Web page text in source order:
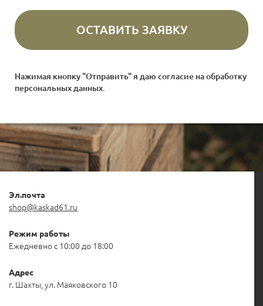
Нажимая кнопку "Отправить" я даю согласие наобработку
персональных данных
Эл.почта
shop@kaskad61.ru
Режим работы
Ежедневно с 10:00 до 18:00
Адрес
г. Шахты, ул. Маяковского 10